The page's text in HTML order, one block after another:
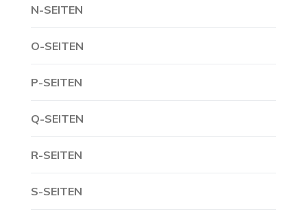
N-SEITEN
O-SEITEN
P-SEITEN
Q-SEITEN
R-SEITEN
S-SEITEN